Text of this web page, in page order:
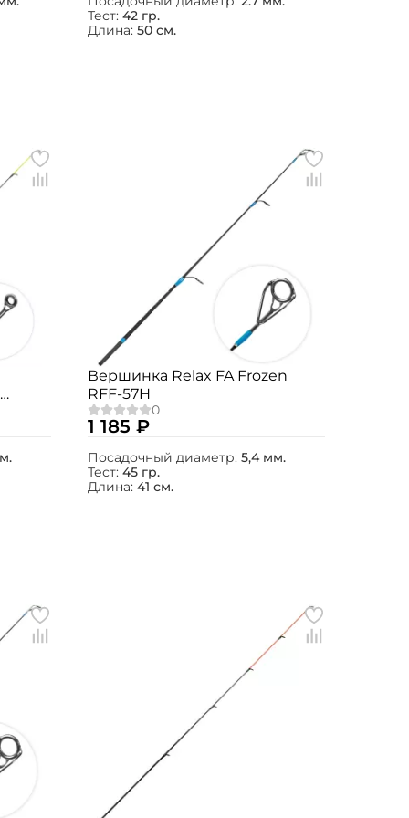
Тест: 42 гр.
Длина: 50 см.
/ 360
Вершинка Relax FA Frozen
RFF-57H
1 185 ₽
Посадочный диаметр: 5,4 мм.
Тест: 45 гр.
Длина: 41 см.